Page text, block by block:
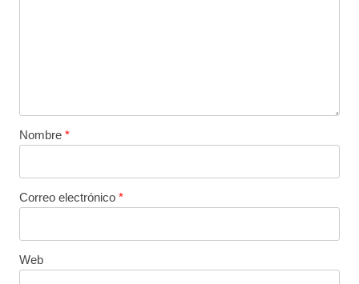
Nombre *
Correo electrónico *
Web